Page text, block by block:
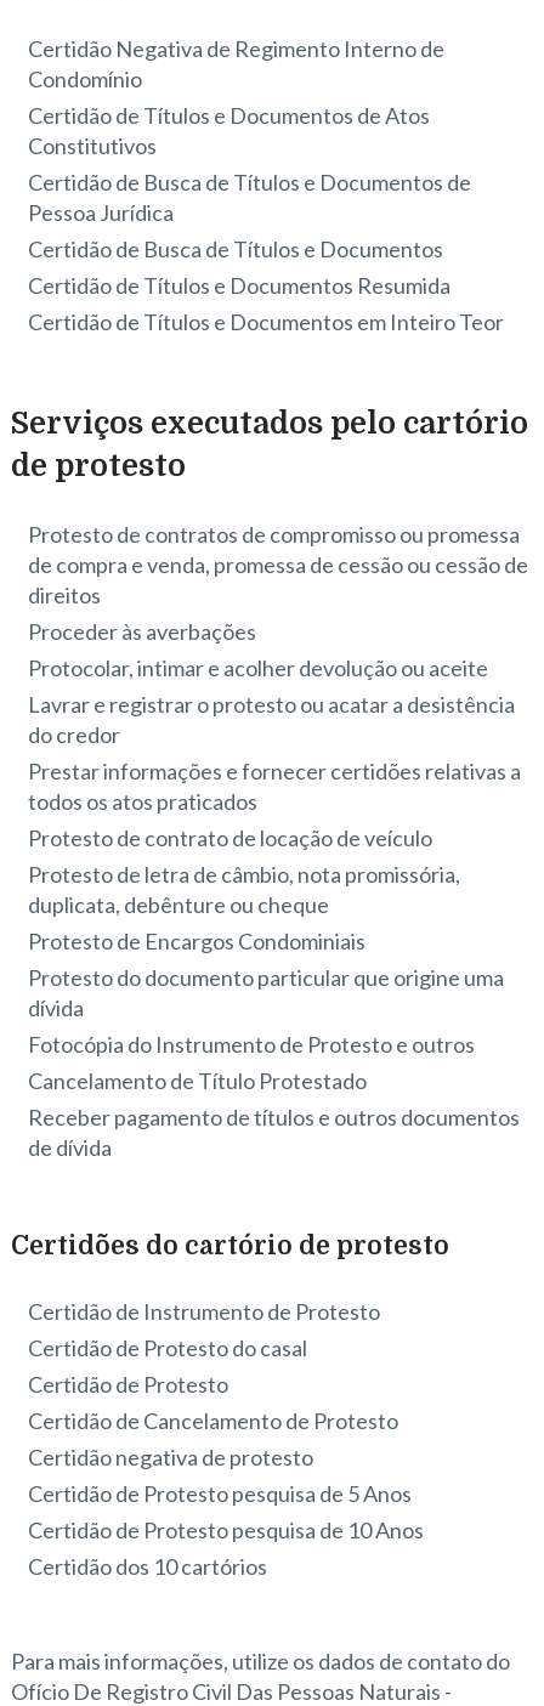
Certidão Negativa de Regimento Interno de
Condomínio
Certidão de Títulos e Documentos de Atos
Constitutivos
Certidão de Busca de Títulos e Documentos de
Pessoa Jurídica
Certidão de Busca de Títulos e Documentos
Certidão de Títulos e Documentos Resumida
Certidão de Títulos e Documentos em Inteiro Teor
Serviços executados pelo cartório
de protesto
Protesto de contratos de compromisso ou promessa
de compra e venda, promessa de cessão ou cessão de
direitos
Proceder às averbações
Protocolar, intimar e acolher devolução ou aceite
Lavrar e registrar o protesto ou acatar a desistência
do credor
Prestar informações e fornecer certidões relativas a
todos os atos praticados
Protesto de contrato de locação de veículo
Protesto de letra de câmbio, nota promissória,
duplicata, debênture ou cheque
Protesto de Encargos Condominiais
Protesto do documento particular que origine uma
dívida
Fotocópia do Instrumento de Protesto e outros
Cancelamento de Título Protestado
Receber pagamento de títulos e outros documentos
de dívida
Certidões do cartório de protesto
Certidão de Instrumento de Protesto
Certidão de Protesto do casal
Certidão de Protesto
Certidão de Cancelamento de Protesto
Certidão negativa de protesto
Certidão de Protesto pesquisa de 5 Anos
Certidão de Protesto pesquisa de 10 Anos
Certidão dos 10 cartórios
Para mais informações, utilize os dados de contato do
Ofício De Registro Civil Das Pessoas Naturais -